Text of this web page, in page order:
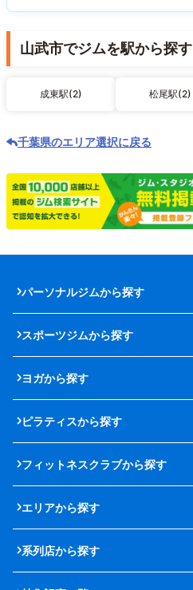
山武市でジムを駅から探す
成東駅(2) 松尾駅(2)
千葉県のエリア選択に戻る
パーソナルジムから探す
スポーツジムから探す
ヨガから探す
ピラティスから探す
フィットネスクラブから探す
エリアから探す
系列店から探す